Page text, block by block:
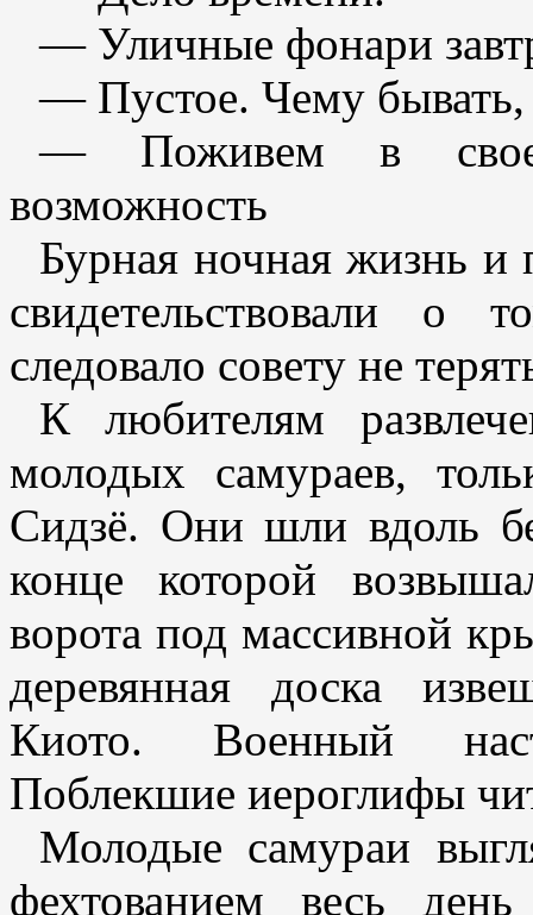
— Уличные фонари
— Пустое. Чему бывать,
— Поживем в свое
возможность
Бурная ночная жизнь и
свидетельствовали о
следовало совету не
К любителям
молодых самураев,
Сидзё. Они шли вдоль
конце которой
ворота под массивной
деревянная доска
Киото. Военный
Поблекшие иероглифы
Молодые самураи
фехтованием весь